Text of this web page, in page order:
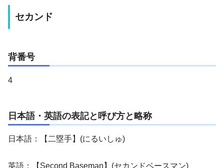
セカンド
背番号
4
日本語・英語の表記と呼び方と略称
日本語：【二塁手】(にるいしゅ)
英語：【Second Baseman】(セカンドベースマン)